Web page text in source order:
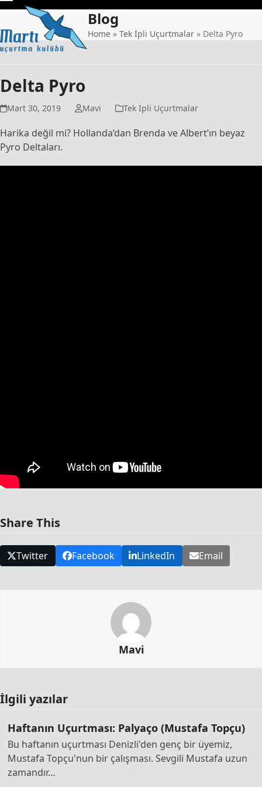
Skip
content
Open
mobile
menu
Close
mobile
menu
Blog
Home » Tek İpli Uçurtmalar » Delta Pyro
Delta Pyro
Mart 30, 2019 Mavi Tek İpli Uçurtmalar
Harika değil mi? Hollanda’dan Brenda ve Albert’ın beyaz
Pyro Deltaları.
Share This
Twitter Facebook LinkedIn Email
Mavi
İlgili yazılar
Haftanın Uçurtması: Palyaço (Mustafa Topçu)
Bu haftanın uçurtması Denizli'den genç bir üyemiz,
Mustafa Topçu'nun bir çalışması. Sevgili Mustafa uzun
zamandır…